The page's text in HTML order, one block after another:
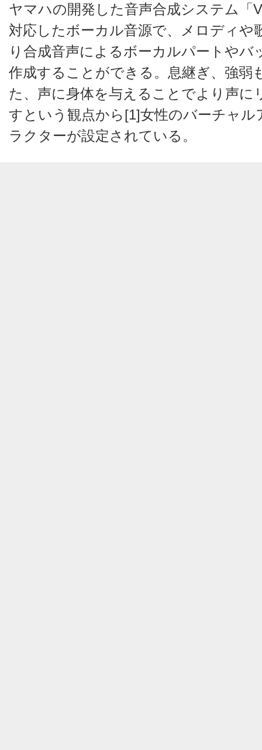
ヤマハの開発した音声合成システム「
対応したボーカル音源で、メロディや
り合成音声によるボーカルパートやバ
作成することができる。息継ぎ、強弱
た、声に身体を与えることでより声に
すという観点から[1]女性のバーチャル
ラクターが設定されている。